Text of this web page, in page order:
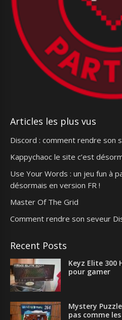
Articles les plus vus
Discord : comment rendre son
Kappychaoc le site c’est
Use Your Words : un jeu fun à
désormais en version FR !
Master Of The Grid
Comment rendre son seveur
Recent Posts
Keyz Elite 300
pour gamer
Mystery
pas comme